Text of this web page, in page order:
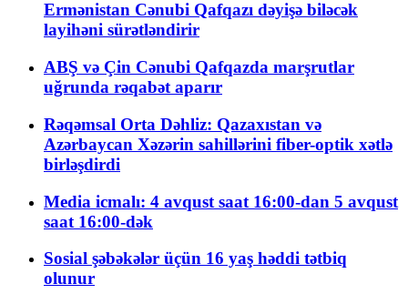
Ermənistan Cənubi Qafqazı dəyişə biləcək
layihəni sürətləndirir
ABŞ və Çin Cənubi Qafqazda marşrutlar
uğrunda rəqabət aparır
Rəqəmsal Orta Dəhliz: Qazaxıstan və
Azərbaycan Xəzərin sahillərini fiber-optik xətlə
birləşdirdi
Media icmalı: 4 avqust saat 16:00-dan 5 avqust
saat 16:00-dək
Sosial şəbəkələr üçün 16 yaş həddi tətbiq
olunur